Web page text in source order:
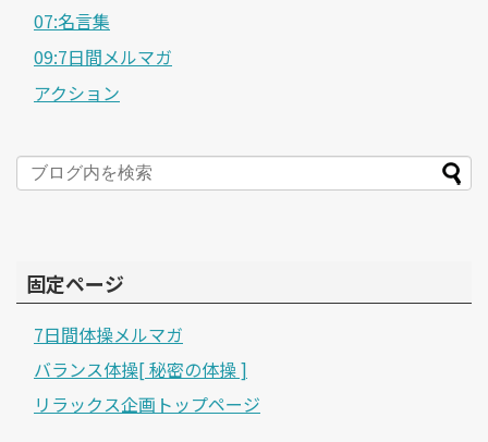
07:名言集
09:7日間メルマガ
アクション
固定ページ
7日間体操メルマガ
バランス体操[ 秘密の体操 ]
リラックス企画トップページ